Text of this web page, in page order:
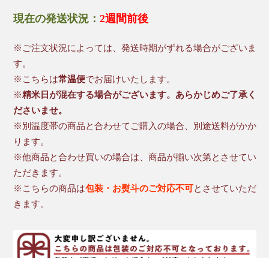
現在の発送状況： 2週間前後
※ご注文状況によっては、発送時期がずれる場合がございま
す。
※こちらは常温便でお届けいたします。
※精米日が混在する場合がございます。あらかじめご了承く
ださいませ。
※別温度帯の商品と合わせてご購入の場合、別途送料がかか
ります。
※他商品と合わせ買いの場合は、商品が揃い次第とさせてい
ただきます。
※こちらの商品は包装・お熨斗のご対応不可とさせていただ
きます。